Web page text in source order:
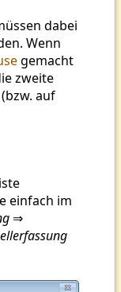
dabei
Wenn
gemacht
zweite
auf
einfach im
⇒